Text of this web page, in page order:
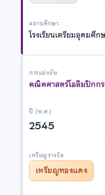
สถานศึกษา
โรงเรียนเตรียมอุดมศึก
การแข่งขัน
คณิตศาสตร์โอลิมปิกกร
ปี (พ.ศ.)
2545
เหรียญรางวัล
เหรียญทองแดง